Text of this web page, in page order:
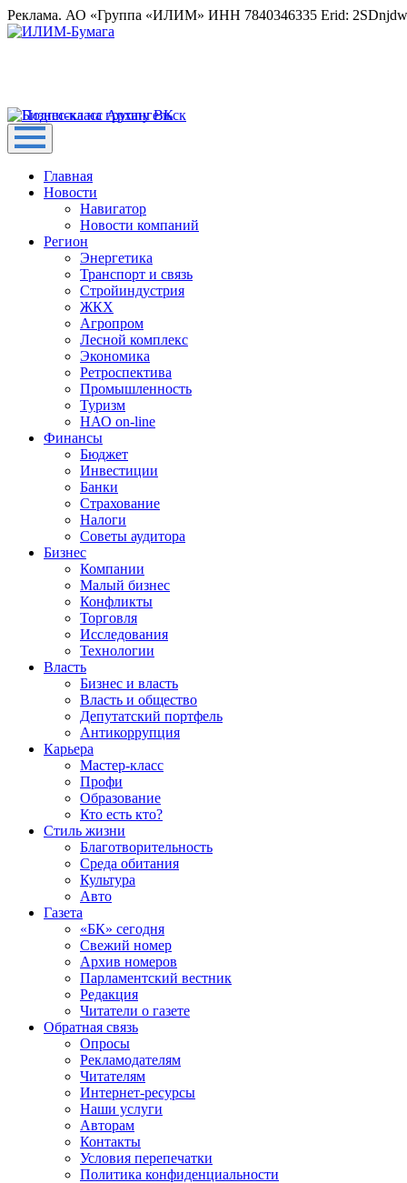
Реклама. АО «Группа «ИЛИМ» ИНН 7840346335 Erid:
Главная
Новости
Навигатор
Новости компаний
Регион
Энергетика
Транспорт и связь
Стройиндустрия
ЖКХ
Агропром
Лесной комплекс
Экономика
Ретроспектива
Промышленность
Туризм
НАО on-line
Финансы
Бюджет
Инвестиции
Банки
Страхование
Налоги
Советы аудитора
Бизнес
Компании
Малый бизнес
Конфликты
Торговля
Исследования
Технологии
Власть
Бизнес и власть
Власть и общество
Депутатский портфель
Антикоррупция
Карьера
Мастер-класс
Профи
Образование
Кто есть кто?
Стиль жизни
Благотворительность
Среда обитания
Культура
Авто
Газета
«БК» сегодня
Свежий номер
Архив номеров
Парламентский вестник
Редакция
Читатели о газете
Обратная связь
Опросы
Рекламодателям
Читателям
Интернет-ресурсы
Наши услуги
Авторам
Контакты
Условия перепечатки
Политика конфиденциальности